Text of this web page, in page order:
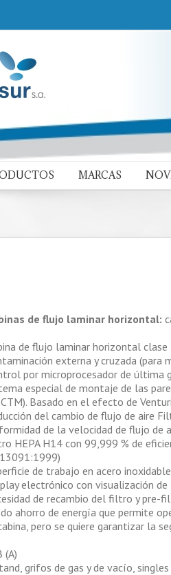
MARCAS
de flujo laminar horizontal:
de flujo laminar horizontal
externa y cruzada (para
por microprocesador de última
especial de montaje de las
Basado en el efecto de
del cambio de flujo de aire
de la velocidad de flujo de
HEPA H14 con 99,999 % de
de trabajo en acero
electrónico con visualización
de recambio del filtro y pre-
ahorro de energía que permite
pero se quiere garantizar la
(A)
grifos de gas y de vacío,